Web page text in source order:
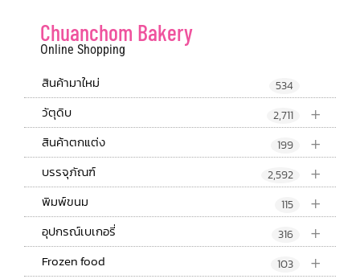
Chuanchom Bakery
Online Shopping
สินค้ามาใหม่ 534
+
วัตุดิบ 2,711
+
สินค้าตกแต่ง 199
+
บรรจุภัณฑ์ 2,592
+
พิมพ์ขนม 115
+
อุปกรณ์เบเกอรี่ 316
+
Frozen food 103